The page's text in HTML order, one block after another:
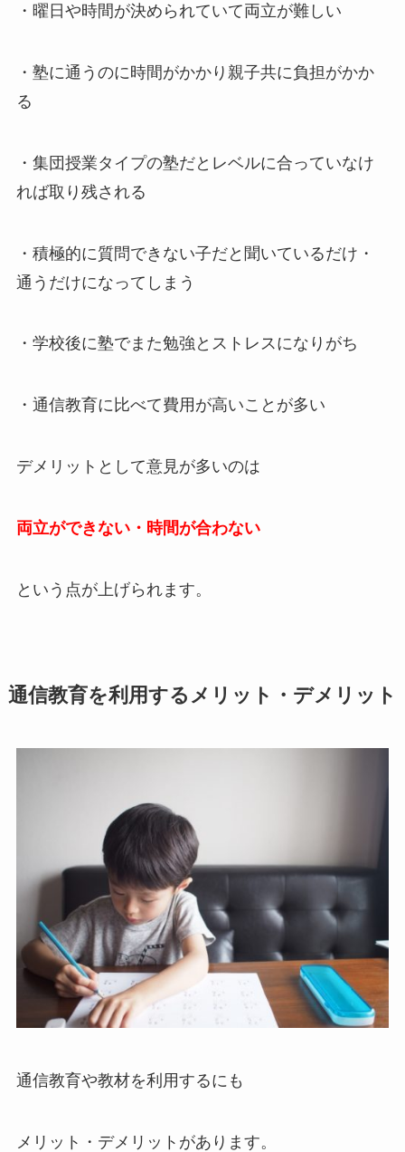
・曜日や時間が決められていて両立が難しい
・塾に通うのに時間がかかり親子共に負担がかか
る
・集団授業タイプの塾だとレベルに合っていなけ
れば取り残される
・積極的に質問できない子だと聞いているだけ・
通うだけになってしまう
・学校後に塾でまた勉強とストレスになりがち
・通信教育に比べて費用が高いことが多い
デメリットとして意見が多いのは
両立ができない・時間が合わない
という点が上げられます。
通信教育を利用するメリット・デメリット
通信教育や教材を利用するにも
メリット・デメリットがあります。